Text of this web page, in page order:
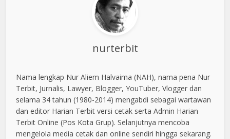
nurterbit
Nama lengkap Nur Aliem Halvaima (NAH), nama pena Nur
Terbit, Jurnalis, Lawyer, Blogger, YouTuber, Vlogger dan
selama 34 tahun (1980-2014) mengabdi sebagai wartawan
dan editor Harian Terbit versi cetak serta Admin Harian
Terbit Online (Pos Kota Grup). Selanjutnya mencoba
mengelola media cetak dan online sendiri hingga sekarang.